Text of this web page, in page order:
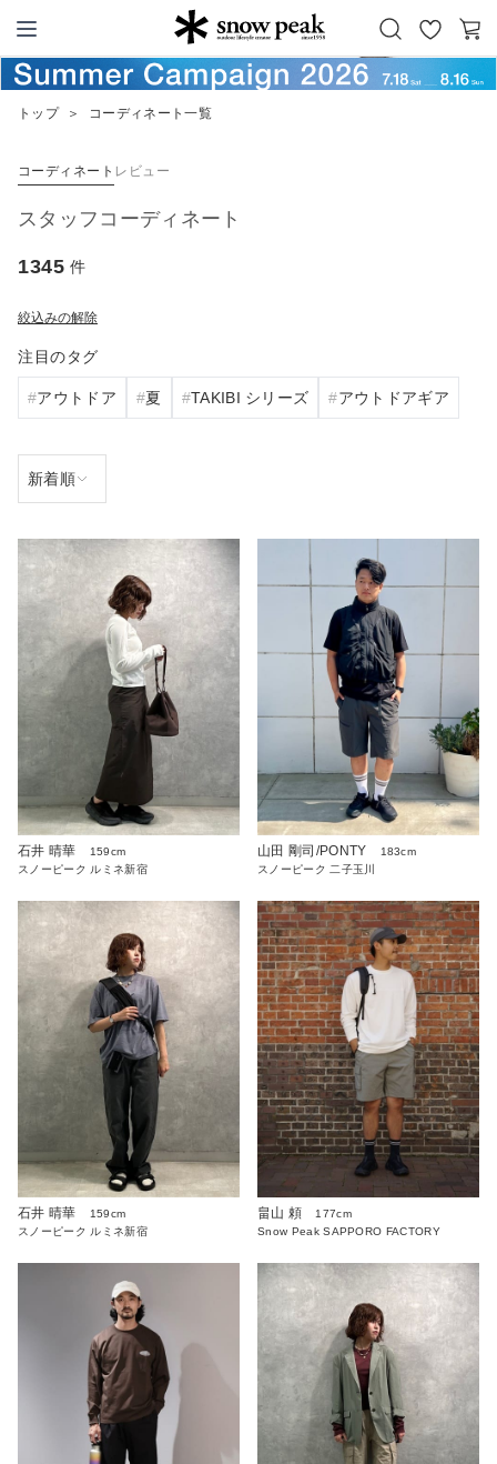
Snow Peak
お
気
カ
ー
トップ ＞ コーディネート一覧
コーディネート レビュー
スタッフコーディネート
1345 件
絞込みの解除
注目のタグ
アウトドア 夏 TAKIBI シリーズ アウトドアギア
石井 晴華
159cm
スノーピーク ルミネ新宿
山田 剛司/PONTY
183cm
スノーピーク 二子玉川
石井 晴華
159cm
スノーピーク ルミネ新宿
畠山 頼
177cm
Snow Peak SAPPORO FACTORY